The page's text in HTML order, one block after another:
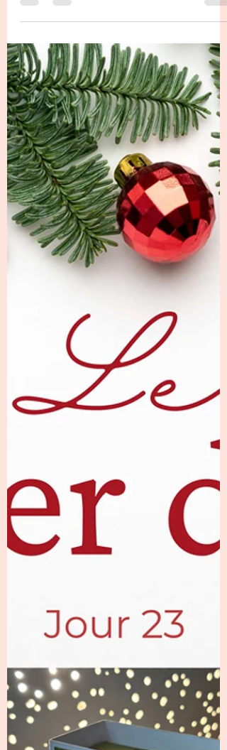
Pour ce Jour 24 de notre calendrier de
l’Avent créatif, c’est Maryline qui nous a
simplement incroyable ✨ Elle a confectionné
une boîte d’une grande précision , un
véritable travail de finesse et de minutie .
Chaque détail est pensé avec soin, et le
résultat est aussi élégant que délicat. Une de
ces créations qui donnent envie de la
regarder encore et encore 🎁 Cette boîte
renferme une jolie surprise, mais elle a aussi
un autre atout que